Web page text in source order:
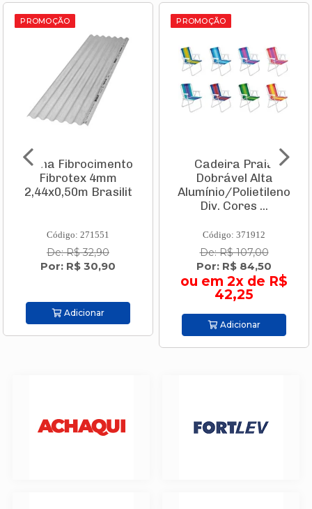
PROMOÇÃO
Telha Fibrocimento
Fibrotex 4mm
2,44x0,50m Brasilit
Código: 271551
De: R$ 32,90
Por: R$ 30,90
Adicionar
PROMOÇÃO
Cadeira Praia
Dobrável Alta
Alumínio/Polietileno
Div. Cores ...
Código: 371912
De: R$ 107,00
Por: R$ 84,50
ou em 2x de R$
42,25
Adicionar